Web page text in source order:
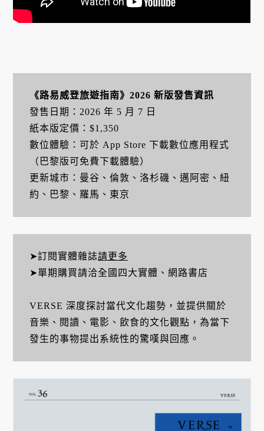
《路易威登旅遊指南》2026 新版發售資訊
發售日期：2026 年 5 月 7 日
紙本版定價：$1,350
數位體驗：可於 App Store 下載數位應用程式
（巴黎版可免費下載體驗）
更新城市：曼谷、倫敦、洛杉磯、邁阿密、紐
約、巴黎、羅馬、東京
➤訂閱實體雜誌請更多
➤單期購買請洽全國四大實體、網路書店
VERSE 深度探討當代文化趨勢，並提供關於
音樂、閱讀、電影、飲食的文化觀點，為當下
發生的事物提出系統性的驚嘆與回應。